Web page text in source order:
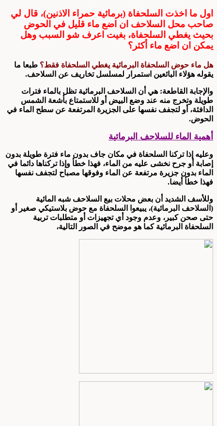
اول ما اخذت السلحفاة (برمائية حمراء الاذنين)، قال لي
صاحب محل السلاحف ان اضع ماء قليل في الحوض
بحيث يغطي السلحفاة، بغيت اعرف شو السبب وهل
يمكن ان اضع ماء أكثر؟
هل ماء حوض السلحفاة البرمائية يغطي السلحفاة فقط؟ طبعا ما
يقوله هؤلاء البائعين استمرار لمسلسل تخاريف عن السلاحف.
والإجابة القاطعة: هي أن السلاحف البرمائية تظل بالماء فترات
طويلة وتخرج منه عند وضع البيض أو للاستمتاع بأشعة الشمس
الدافئة، أو لتجفف نفسها على الجزيرة المرتفعة عن سطح الماء في
الحوض.
أهمية الماء للسلاحف البرمائية
وعليه إذا تركنا السلحفاة في مكان جاف بدون ماء فترة طويلة بدون
إصابة أو جرح نخشى عليه من الماء، فهذا خطأ وإذا تركناها دائما في
الماء بدون جزيرة مرتفعة عن الماء وفوقها مصباح لتجفف نفسها
فهذا خطأ أيضا.
وللأسف الشديد أن بعض محلات بيع السلاحف شبه المائية
(السلاحف البرمائية)، يبيعوا السلحفاة مع حوض بلاستيكي صغير أو
حتى صحن كبير، وعدم وجود أي تجهيزات أو متطلبات تربية
السلحفاة البرمائية كما هو موضح في الصور التالية،